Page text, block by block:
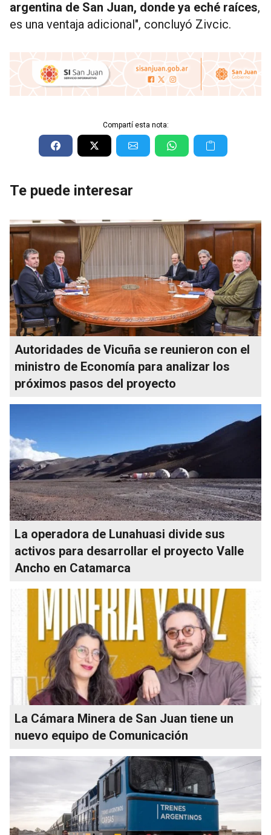
argentina de San Juan, donde ya eché raíces,
es una ventaja adicional", concluyó Zivcic.
Compartí esta nota:
Te puede interesar
Autoridades de Vicuña se reunieron con el
ministro de Economía para analizar los
próximos pasos del proyecto
La operadora de Lunahuasi divide sus
activos para desarrollar el proyecto Valle
Ancho en Catamarca
La Cámara Minera de San Juan tiene un
nuevo equipo de Comunicación